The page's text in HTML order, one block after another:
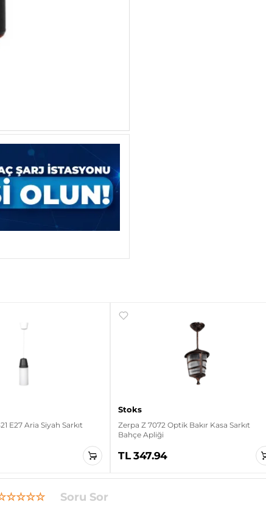
E27 Aria Siyah Sarkıt
Stoks
Zerpa Z 7072 Optik Bakır Kasa Sarkıt
Bahçe Apliği
TL 347.94
Soru Sor